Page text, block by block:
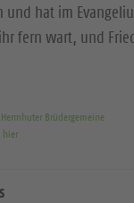
und hat im
fern wart, und
Brüdergemeine
hier